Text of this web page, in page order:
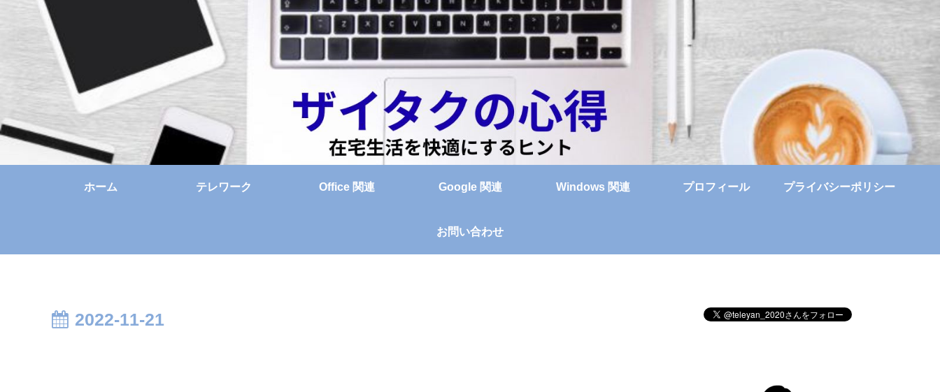
ホーム テレワーク Office 関連 Google 関連 Windows 関連 プロフィール プライバシーポリシー
お問い合わせ
2022-11-21